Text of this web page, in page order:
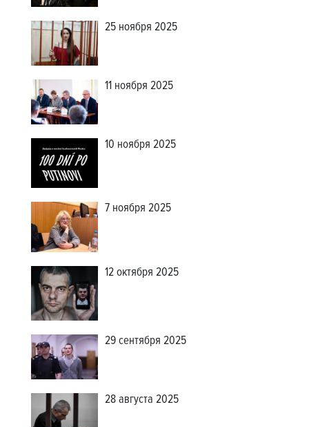
25 ноября 2025
11 ноября 2025
10 ноября 2025
7 ноября 2025
12 октября 2025
29 сентября 2025
28 августа 2025